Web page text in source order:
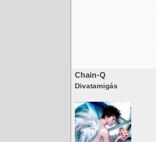
Chain-Q
Divatamigás